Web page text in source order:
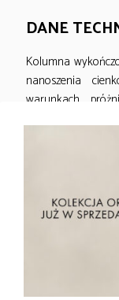
DANE
Kolumna
nanoszenia
warunkach
warstwę
jest warstwą
Obsługa
Po przekręceniu
woda zaczyna
prysznicową,
ten sposób